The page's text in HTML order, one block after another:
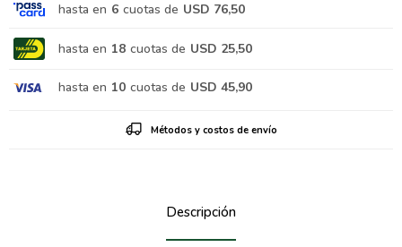
hasta en 6 cuotas de USD 76,50
hasta en 18 cuotas de USD 25,50
hasta en 10 cuotas de USD 45,90
Métodos y costos de envío
Descripción